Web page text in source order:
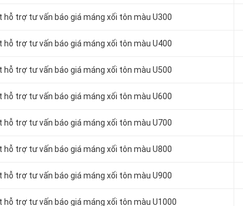
hỗ trợ tư vấn báo giá máng xối tôn màu U300
hỗ trợ tư vấn báo giá máng xối tôn màu U400
hỗ trợ tư vấn báo giá máng xối tôn màu U500
hỗ trợ tư vấn báo giá máng xối tôn màu U600
hỗ trợ tư vấn báo giá máng xối tôn màu U700
hỗ trợ tư vấn báo giá máng xối tôn màu U800
hỗ trợ tư vấn báo giá máng xối tôn màu U900
hỗ trợ tư vấn báo giá máng xối tôn màu U1000